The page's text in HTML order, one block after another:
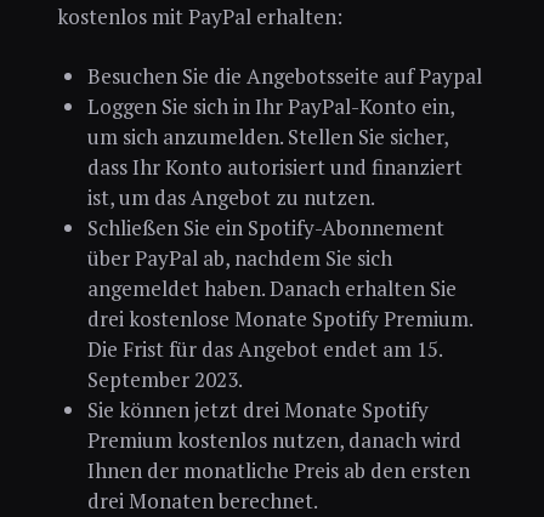
kostenlos mit PayPal erhalten:
Besuchen Sie die Angebotsseite auf Paypal
Loggen Sie sich in Ihr PayPal-Konto ein,
um sich anzumelden. Stellen Sie sicher,
dass Ihr Konto autorisiert und finanziert
ist, um das Angebot zu nutzen.
Schließen Sie ein Spotify-Abonnement
über PayPal ab, nachdem Sie sich
angemeldet haben. Danach erhalten Sie
drei kostenlose Monate Spotify Premium.
Die Frist für das Angebot endet am 15.
September 2023.
Sie können jetzt drei Monate Spotify
Premium kostenlos nutzen, danach wird
Ihnen der monatliche Preis ab den ersten
drei Monaten berechnet.